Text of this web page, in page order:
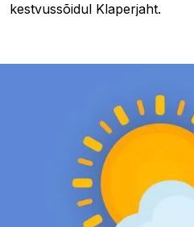
kestvussõidul Klaperjaht.